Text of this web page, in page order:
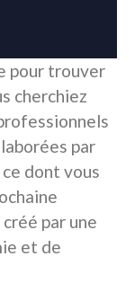
pour trouver
cherchiez
par
dont vous
par une
et de